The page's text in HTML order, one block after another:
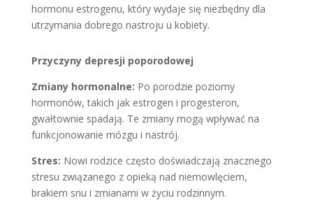
hormonu estrogenu, który wydaje się niezbędny dla
utrzymania dobrego nastroju u kobiety.
Przyczyny depresji poporodowej
Zmiany hormonalne: Po porodzie poziomy
hormonów, takich jak estrogen i progesteron,
gwałtownie spadają. Te zmiany mogą wpływać na
funkcjonowanie mózgu i nastrój.
Stres: Nowi rodzice często doświadczają znacznego
stresu związanego z opieką nad niemowlęciem,
brakiem snu i zmianami w życiu rodzinnym.